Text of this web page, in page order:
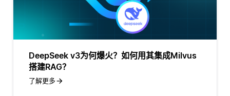
DeepSeek v3为何爆火？如何用其集成Milvus
搭建RAG？
了解更多